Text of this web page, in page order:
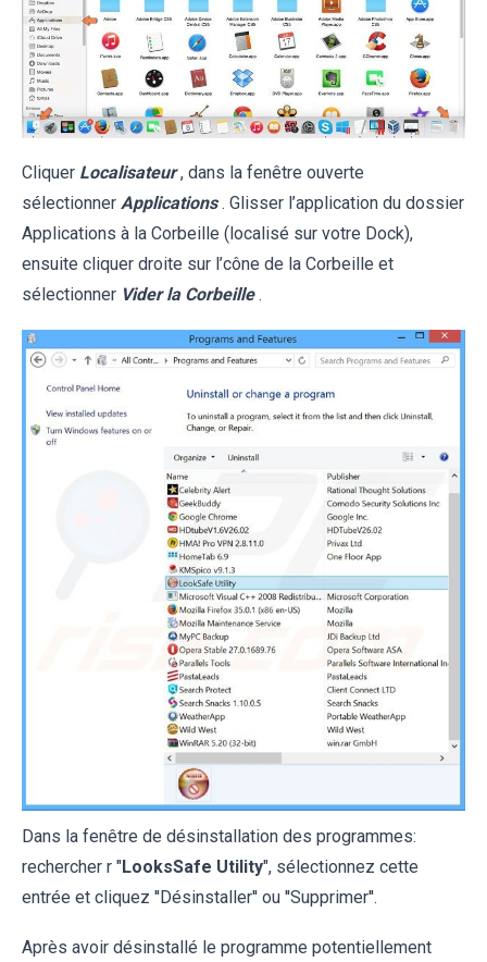
Cliquer Localisateur , dans la fenêtre ouverte
sélectionner Applications . Glisser l’application du dossier
Applications à la Corbeille (localisé sur votre Dock),
ensuite cliquer droite sur l’cône de la Corbeille et
sélectionner Vider la Corbeille .
Dans la fenêtre de désinstallation des programmes:
rechercher r "LooksSafe Utility", sélectionnez cette
entrée et cliquez ''Désinstaller'' ou ''Supprimer''.
Après avoir désinstallé le programme potentiellement